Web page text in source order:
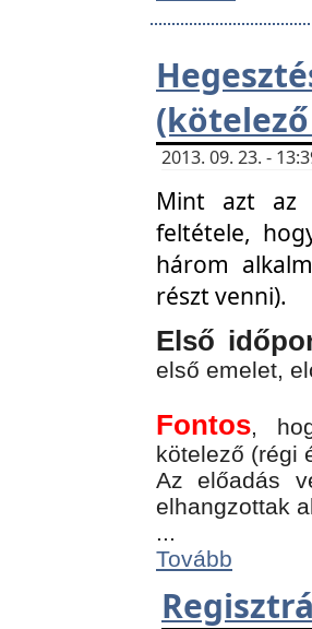
2013. 09. 23. -
Mint azt az
feltétele,
három
részt venni).
Első
első emelet,
Fontos,
kötelező (régi
Az előadás
elhangzottak
...
Tovább